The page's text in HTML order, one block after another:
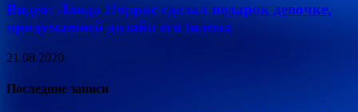
Видео: Ландо Норрис сделал подарок девочке,
придумавшей дизайн его шлема
21.08.2020
Последние записи